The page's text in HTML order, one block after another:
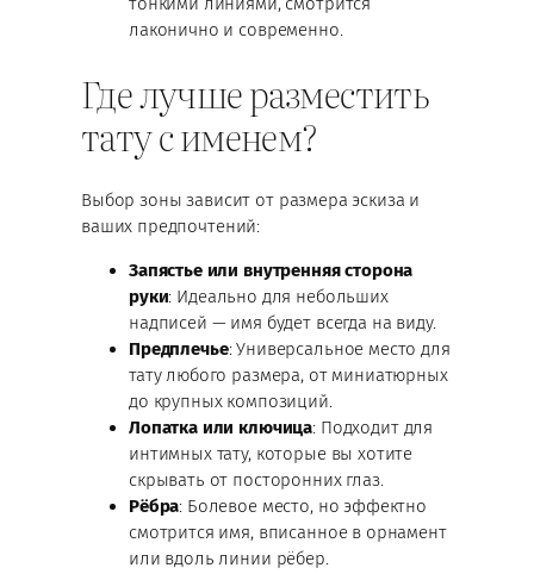
лаконично и современно.
Где лучше разместить
тату с именем?
Выбор зоны зависит от размера эскиза и
ваших предпочтений:
Запястье или внутренняя сторона
руки: Идеально для небольших
надписей — имя будет всегда на виду.
Предплечье: Универсальное место для
тату любого размера, от миниатюрных
до крупных композиций.
Лопатка или ключица: Подходит для
интимных тату, которые вы хотите
скрывать от посторонних глаз.
Рёбра: Болевое место, но эффектно
смотрится имя, вписанное в орнамент
или вдоль линии рёбер.